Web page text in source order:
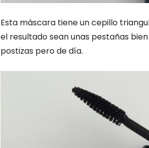
Esta máscara tiene un cepillo
el resultado sean unas pestañas
postizas pero de día.